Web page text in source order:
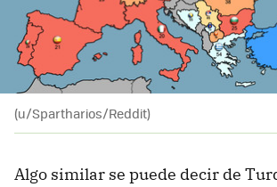
(u/Spartharios/Reddit)
Algo similar se puede decir de